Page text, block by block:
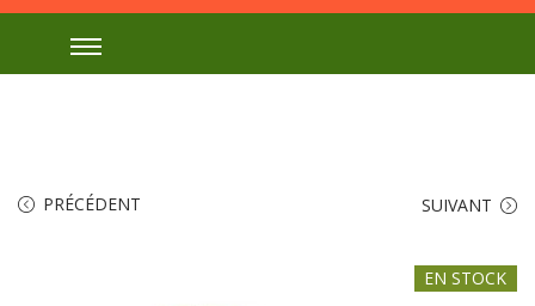
PRÉCÉDENT SUIVANT
EN STOCK